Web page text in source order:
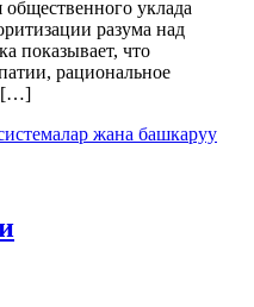
уклада
разума над
показывает, что
рациональное
[…]
жана башкаруу